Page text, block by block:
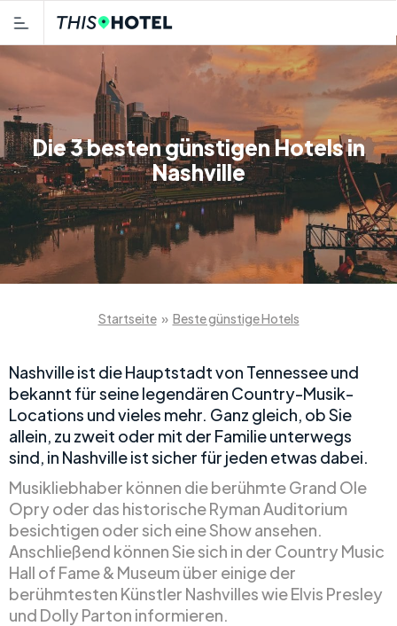
Die 3 besten günstigen Hotels in
Nashville
Startseite » Beste günstige Hotels
Nashville ist die Hauptstadt von Tennessee und
bekannt für seine legendären Country-Musik-
Locations und vieles mehr. Ganz gleich, ob Sie
allein, zu zweit oder mit der Familie unterwegs
sind, in Nashville ist sicher für jeden etwas dabei.
Musikliebhaber können die berühmte Grand Ole
Opry oder das historische Ryman Auditorium
besichtigen oder sich eine Show ansehen.
Anschließend können Sie sich in der Country Music
Hall of Fame & Museum über einige der
berühmtesten Künstler Nashvilles wie Elvis Presley
und Dolly Parton informieren.